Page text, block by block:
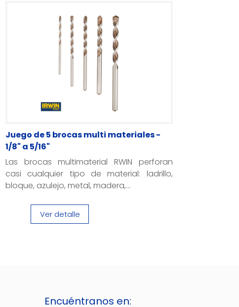
Juego de 5 brocas multi materiales -
1/8" a 5/16"
Las brocas multimaterial RWIN perforan
casi cualquier tipo de material: ladrillo,
bloque, azulejo, metal, madera,...
Ver detalle
Encuéntranos en: